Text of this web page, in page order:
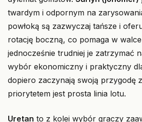
twardym i odpornym na
powłoką są zazwyczaj tańsze i
rotację boczną, co pomaga w
jednocześnie trudniej je zatrzymać
wybór ekonomiczny i praktyczny
dopiero zaczynają swoją przygodę
priorytetem jest prosta linia lotu.
Uretan to z kolei wybór graczy